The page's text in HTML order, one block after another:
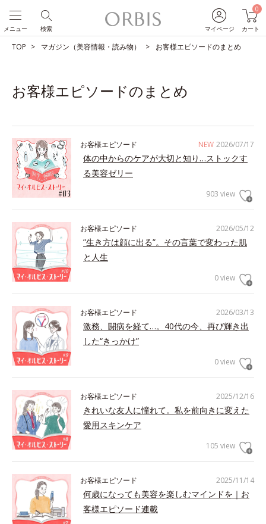
マイページ
0
カート
検索
メニュー
TOP マガジン（美容情報・読み物） お客様エピソードのまとめ
お客様エピソードのまとめ
NEW 2026/07/17
お客様エピソード
体の中からのケアが大切と知り…ストックす
る美容ゼリー
903 view
2026/05/12
お客様エピソード
”生き方は顔に出る”。その言葉で変わった肌
と人生
0 view
2026/03/13
お客様エピソード
激務、闘病を経て…。40代の今、再び輝き出
した“きっかけ”
0 view
2025/12/16
お客様エピソード
きれいな友人に憧れて。私を前向きに変えた
愛用スキンケア
105 view
2025/11/14
お客様エピソード
何歳になっても美容を楽しむマインドを｜お
客様エピソード連載